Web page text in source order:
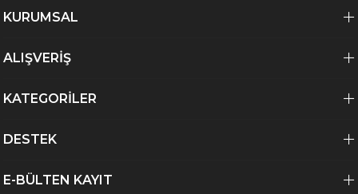
KURUMSAL
ALIŞVERİŞ
KATEGORİLER
DESTEK
E-BÜLTEN KAYIT